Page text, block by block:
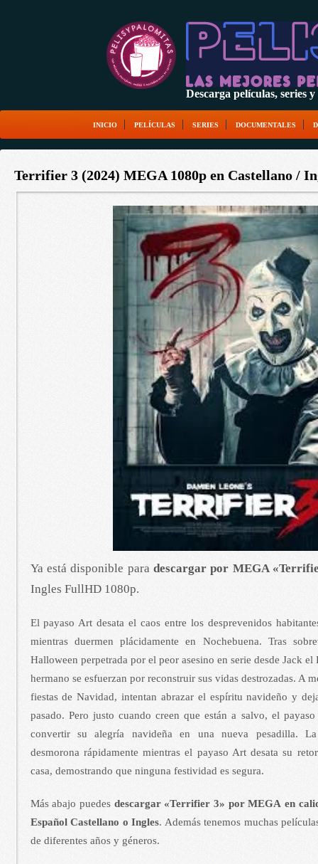
Descarga películas, series
INICIO PELÍCULAS SERIES DOCUMENTALES
Terrifier 3 (2024) MEGA 1080p en Castellano /
Ya está disponible para descargar por MEGA
Ingles FullHD 1080p.
El payaso Art desata el caos entre los desprevenidos
mientras duermen plácidamente en Nochebuena. Tras
Halloween perpetrada por el peor asesino en serie desde Jack
hermano se esfuerzan por reconstruir sus vidas destrozadas. A
fiestas de Navidad, intentan abrazar el espíritu navideño y
pasado. Pero justo cuando creen que están a salvo, el
convertir su alegría navideña en una nueva pesadilla.
desmorona rápidamente mientras el payaso Art desata su
casa, demostrando que ninguna festividad es segura.
Más abajo puedes descargar «Terrifier 3» por MEGA en
Español Castellano o Ingles. Además tenemos muchas
de diferentes años y géneros.